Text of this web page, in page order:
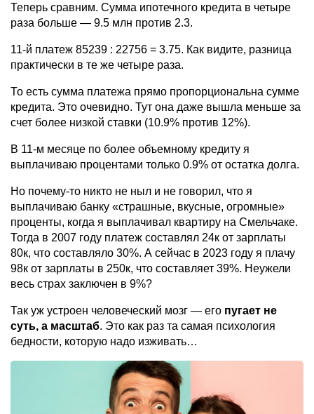
Теперь сравним. Сумма ипотечного кредита в четыре
раза больше — 9.5 млн против 2.3.
11-й платеж 85239 : 22756 = 3.75. Как видите, разница
практически в те же четыре раза.
То есть сумма платежа прямо пропорциональна сумме
кредита. Это очевидно. Тут она даже вышла меньше за
счет более низкой ставки (10.9% против 12%).
В 11-м месяце по более объемному кредиту я
выплачиваю процентами только 0.9% от остатка долга.
Но почему-то никто не ныл и не говорил, что я
выплачиваю банку «страшные, вкусные, огромные»
проценты, когда я выплачивал квартиру на Смельчаке.
Тогда в 2007 году платеж составлял 24к от зарплаты
80к, что составляло 30%. А сейчас в 2023 году я плачу
98к от зарплаты в 250к, что составляет 39%. Неужели
весь страх заключен в 9%?
Так уж устроен человеческий мозг — его пугает не
суть, а масштаб. Это как раз та самая психология
бедности, которую надо изживать…